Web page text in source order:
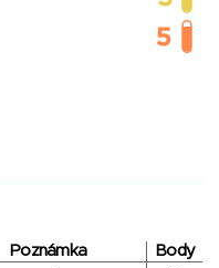
Poznámka
Body